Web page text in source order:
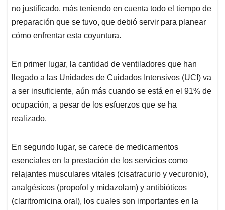
no justificado, más teniendo en cuenta todo el tiempo de
preparación que se tuvo, que debió servir para planear
cómo enfrentar esta coyuntura.
En primer lugar, la cantidad de ventiladores que han
llegado a las Unidades de Cuidados Intensivos (UCI) va
a ser insuficiente, aún más cuando se está en el 91% de
ocupación, a pesar de los esfuerzos que se ha
realizado.
En segundo lugar, se carece de medicamentos
esenciales en la prestación de los servicios como
relajantes musculares vitales (cisatracurio y vecuronio),
analgésicos (propofol y midazolam) y antibióticos
(claritromicina oral), los cuales son importantes en la